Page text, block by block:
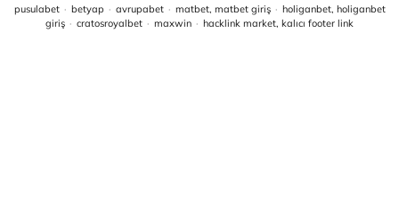
pusulabet · betyap · avrupabet · matbet, matbet giriş · holiganbet, holiganbet
giriş · cratosroyalbet · maxwin · hacklink market, kalıcı footer link